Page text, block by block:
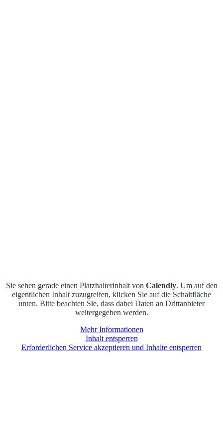
Sie sehen gerade einen Platzhalterinhalt von Calendly. Um auf den
eigentlichen Inhalt zuzugreifen, klicken Sie auf die Schaltfläche
unten. Bitte beachten Sie, dass dabei Daten an Drittanbieter
weitergegeben werden.
Mehr Informationen
Inhalt entsperren
Erforderlichen Service akzeptieren und Inhalte entsperren